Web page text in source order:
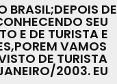
b
e
BRASIL;DEPOIS DE
SEU
E DE TURISTA E
VAMOS
DE TURISTA
2003. EU